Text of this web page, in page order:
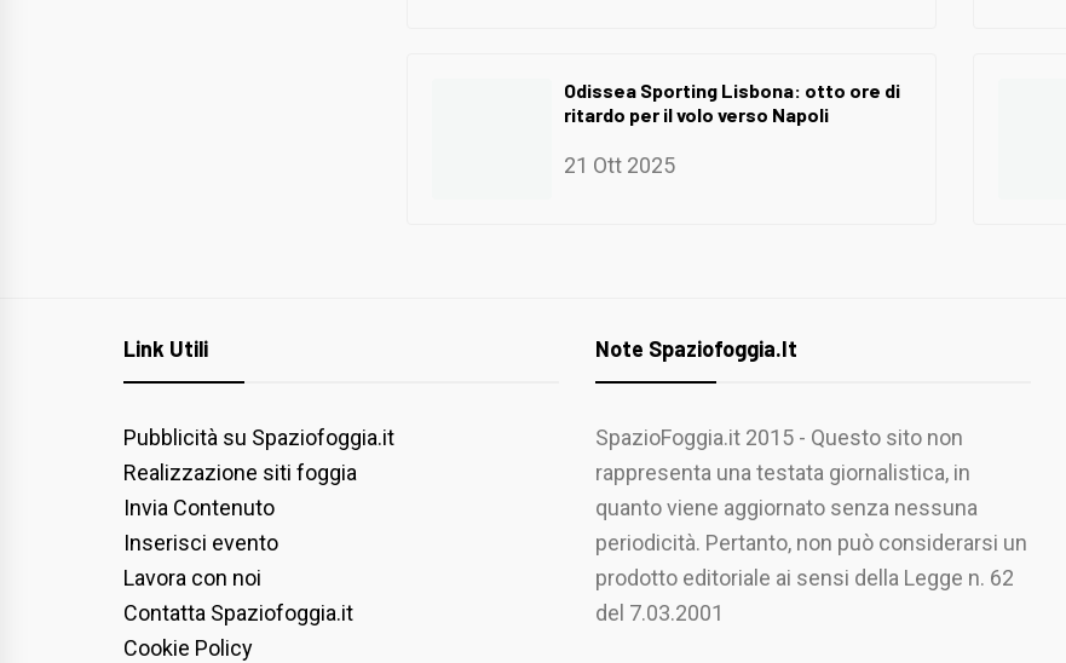
Odissea Sporting Lisbona: otto ore di
ritardo per il volo verso Napoli
21 Ott 2025
Link Utili
Pubblicità su Spaziofoggia.it
Realizzazione siti foggia
Invia Contenuto
Inserisci evento
Lavora con noi
Contatta Spaziofoggia.it
Cookie Policy
Note Spaziofoggia.it
SpazioFoggia.it 2015 - Questo sito non
rappresenta una testata giornalistica, in
quanto viene aggiornato senza nessuna
periodicità. Pertanto, non può considerarsi un
prodotto editoriale ai sensi della Legge n. 62
del 7.03.2001